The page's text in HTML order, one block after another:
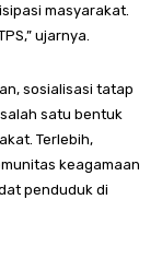
masyarakat.
ujarnya.
sosialisasi tatap
satu bentuk
Terlebih,
keagamaan
penduduk di